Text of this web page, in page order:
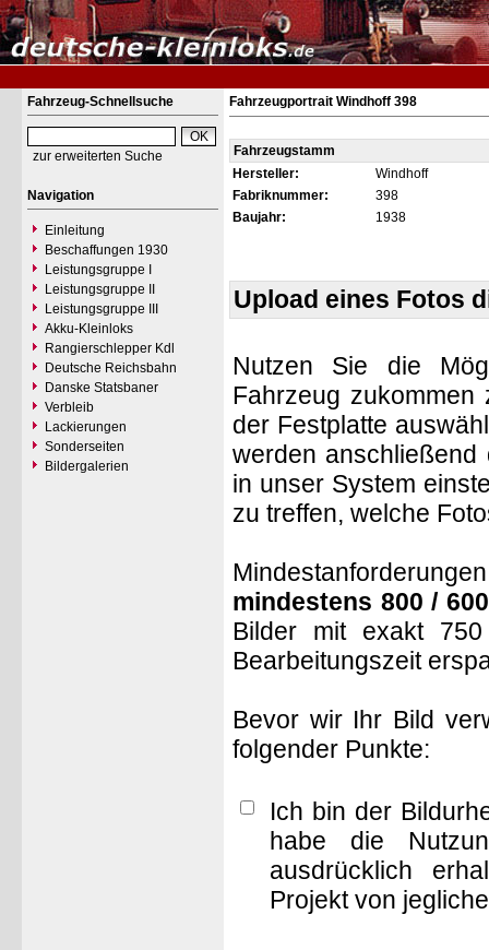
Fahrzeug-Schnellsuche
zur erweiterten Suche
Navigation
Einleitung
Beschaffungen 1930
Leistungsgruppe I
Leistungsgruppe II
Leistungsgruppe III
Akku-Kleinloks
Rangierschlepper Kdl
Deutsche Reichsbahn
Danske Statsbaner
Verbleib
Lackierungen
Sonderseiten
Bildergalerien
Fahrzeugportrait Windhoff 398
Fahrzeugstamm
Hersteller:
Windhoff
Fabriknummer:
398
Baujahr:
1938
Upload eines Fotos
Nutzen Sie die
Fahrzeug
der Festplatte
werden anschließend
in unser System
zu treffen, welche
mindestens 800 /
Bilder mit exakt
Bearbeitungszeit
Bevor wir Ihr Bild
folgender Punkte:
Ich bin der
habe die
ausdrücklich
Projekt von